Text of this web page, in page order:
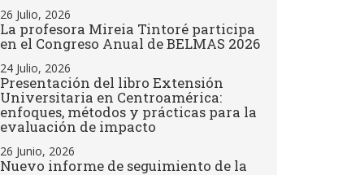
26 Julio, 2026
La profesora Mireia Tintoré participa
en el Congreso Anual de BELMAS 2026
24 Julio, 2026
Presentación del libro Extensión
Universitaria en Centroamérica:
enfoques, métodos y prácticas para la
evaluación de impacto
26 Junio, 2026
Nuevo informe de seguimiento de la